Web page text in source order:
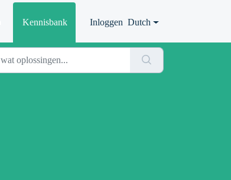
Kennisbank Inloggen Dutch